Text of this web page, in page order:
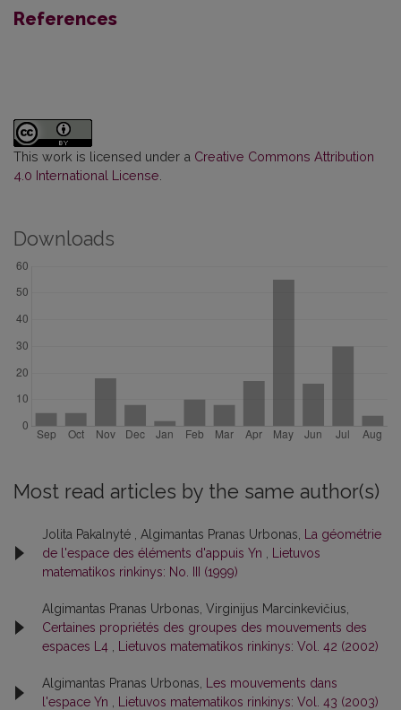
References
This work is licensed under a Creative Commons Attribution
4.0 International License
Downloads
Most read articles by the same author(s)
Jolita Pakalnyté , Algimantas Pranas Urbonas,
La géométrie
de l'espace des éléments d'appuis Yn
Lietuvos
matematikos rinkinys: No. III (1999)
Algimantas Pranas Urbonas, Virginijus Marcinkevičius,
Certaines propriétés des groupes des mouvements des
espaces L4
Lietuvos matematikos rinkinys: Vol. 42 (2002)
Algimantas Pranas Urbonas,
Les mouvements dans
l'espace Yn
Lietuvos matematikos rinkinys: Vol. 43 (2003)